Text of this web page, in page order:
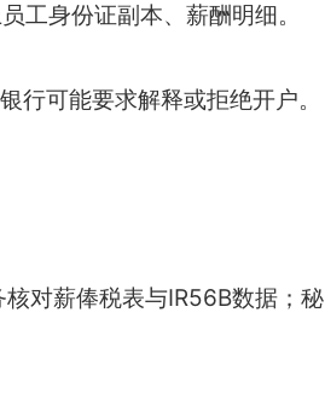
工身份证副本、薪酬明细。
行可能要求解释或拒绝开户。
对薪俸税表与IR56B数据；秘